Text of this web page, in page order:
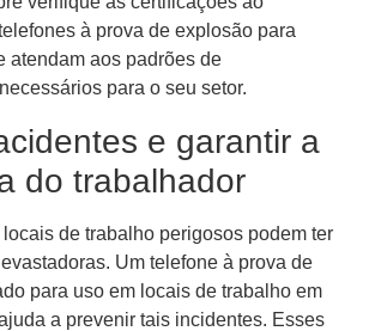
à prova de explosão para
atendam aos padrões de
para o seu setor.
e garantir a
do trabalhador
de trabalho perigosos podem ter
Um telefone à prova de
para uso em locais de trabalho em
a prevenir tais incidentes. Esses